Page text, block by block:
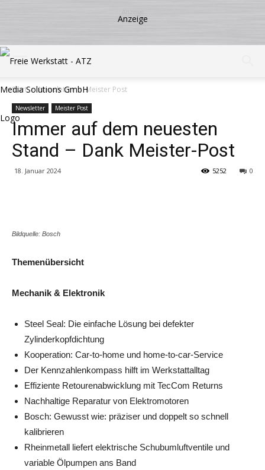
Start Newsletter Meister Post
Newsletter Meister Post
Immer auf dem neuesten
Stand – Dank Meister-Post
18. Januar 2024 0
5252
Bildquelle: Bosch
Themenübersicht
Mechanik & Elektronik
Steel Seal: Die einfache Lösung bei defekter
Zylinderkopfdichtung
Kooperation: Car-to-home und home-to-car-Service
Der Kennzahlenkompass hilft im Werkstattalltag
Effiziente Retourenabwicklung mit TecCom Returns
Nachhaltige Reparatur von Elektromotoren
Bosch: Gewusst wie: präziser und doppelt so schnell
kalibrieren
Rheinmetall liefert elektrische Schubumluftventile und
variable Ölpumpen ans Band